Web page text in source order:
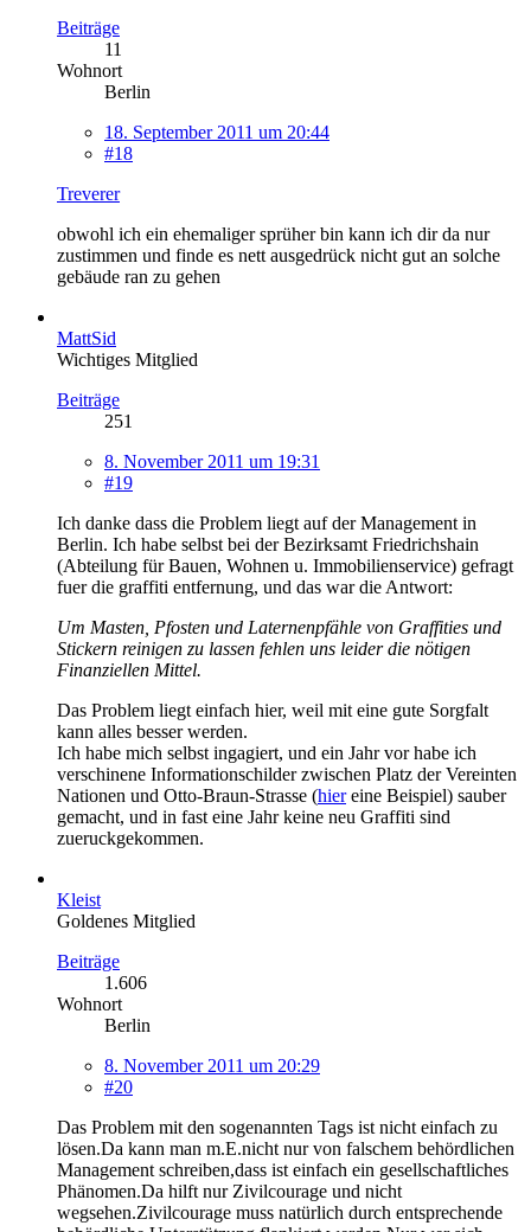
Beiträge
11
Wohnort
Berlin
18. September 2011 um 20:44
#18
Treverer
obwohl ich ein ehemaliger sprüher bin kann ich dir da nur
zustimmen und finde es nett ausgedrück nicht gut an solche
gebäude ran zu gehen
MattSid
Wichtiges Mitglied
Beiträge
251
8. November 2011 um 19:31
#19
Ich danke dass die Problem liegt auf der Management in
Berlin. Ich habe selbst bei der Bezirksamt Friedrichshain
(Abteilung für Bauen, Wohnen u. Immobilienservice) gefragt
fuer die graffiti entfernung, und das war die Antwort:
Um Masten, Pfosten und Laternenpfähle von Graffities und
Stickern reinigen zu lassen fehlen uns leider die nötigen
Finanziellen Mittel.
Das Problem liegt einfach hier, weil mit eine gute Sorgfalt
kann alles besser werden.
Ich habe mich selbst ingagiert, und ein Jahr vor habe ich
verschinene Informationschilder zwischen Platz der Vereinten
Nationen und Otto-Braun-Strasse (hiereine Beispiel) sauber
gemacht, und in fast eine Jahr keine neu Graffiti sind
zueruckgekommen.
Kleist
Goldenes Mitglied
Beiträge
1.606
Wohnort
Berlin
8. November 2011 um 20:29
#20
Das Problem mit den sogenannten Tags ist nicht einfach zu
lösen.Da kann man m.E.nicht nur von falschem behördlichen
Management schreiben,dass ist einfach ein gesellschaftliches
Phänomen.Da hilft nur Zivilcourage und nicht
wegsehen.Zivilcourage muss natürlich durch entsprechende